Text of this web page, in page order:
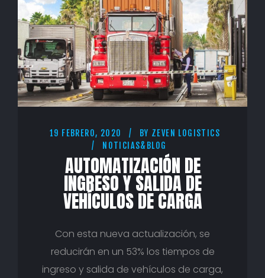
19 FEBRERO, 2020 BY ZEVEN LOGISTICS
NOTICIAS&BLOG
AUTOMATIZACIÓN DE
INGRESO Y SALIDA DE
VEHÍCULOS DE CARGA
Con esta nueva actualización, se
reducirán en un 53% los tiempos de
ingreso y salida de vehículos de carga,